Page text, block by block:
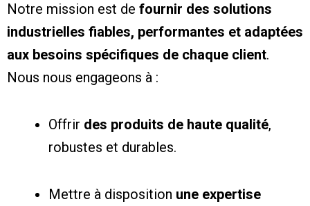
Notre mission est de fournir des solutions
industrielles fiables, performantes et adaptées
aux besoins spécifiques de chaque client.
Nous nous engageons à :
Offrir des produits de haute qualité,
robustes et durables.
Mettre à disposition une expertise